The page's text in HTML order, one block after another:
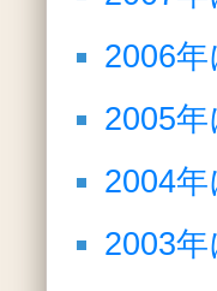
2006
2005
2004
2003